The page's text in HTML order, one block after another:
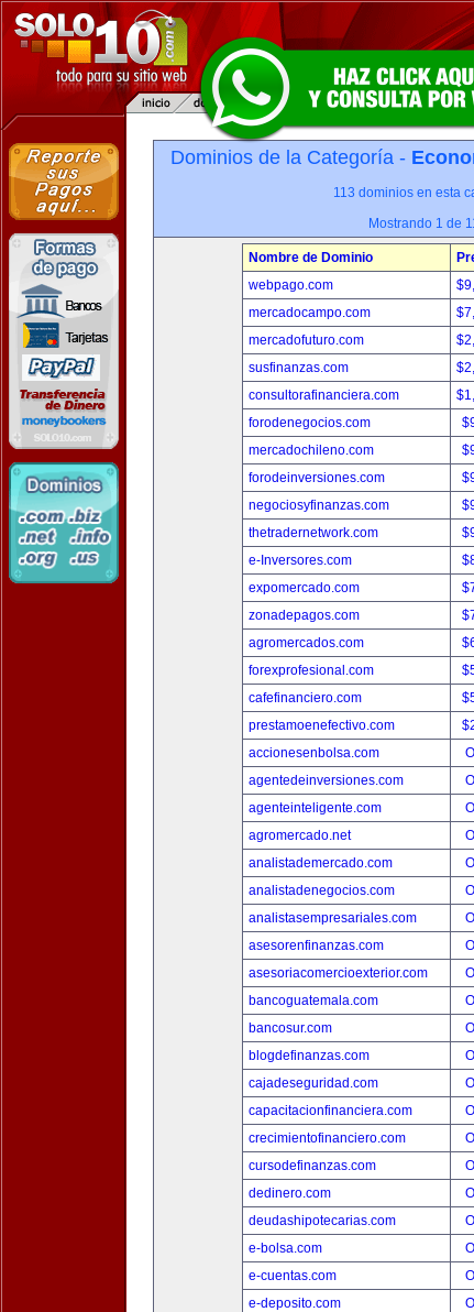
Dominios de la Categoría -
113 dominios en esta
Mostrando 1 de
Nombre de Dominio
webpago.com
mercadocampo.com
mercadofuturo.com
susfinanzas.com
consultorafinanciera.com
forodenegocios.com
mercadochileno.com
forodeinversiones.com
negociosyfinanzas.com
thetradernetwork.com
e-Inversores.com
expomercado.com
zonadepagos.com
agromercados.com
forexprofesional.com
cafefinanciero.com
prestamoenefectivo.com
accionesenbolsa.com
agentedeinversiones.com
agenteinteligente.com
agromercado.net
analistademercado.com
analistadenegocios.com
analistasempresariales.com
asesorenfinanzas.com
asesoriacomercioexterior.com
bancoguatemala.com
bancosur.com
blogdefinanzas.com
cajadeseguridad.com
capacitacionfinanciera.com
crecimientofinanciero.com
cursodefinanzas.com
dedinero.com
deudashipotecarias.com
e-bolsa.com
e-cuentas.com
e-deposito.com